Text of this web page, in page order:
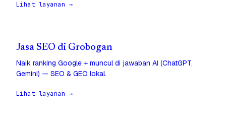
Lihat layanan →
Jasa SEO di Grobogan
Naik ranking Google + muncul di jawaban AI (ChatGPT,
Gemini) — SEO & GEO lokal.
Lihat layanan →